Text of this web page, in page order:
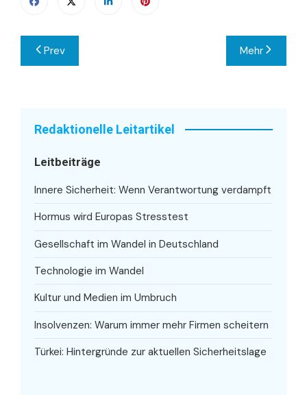
Beitragsnavigation
Prev Mehr
Redaktionelle Leitartikel
Leitbeiträge
Innere Sicherheit: Wenn Verantwortung verdampft
Hormus wird Europas Stresstest
Gesellschaft im Wandel in Deutschland
Technologie im Wandel
Kultur und Medien im Umbruch
Insolvenzen: Warum immer mehr Firmen scheitern
Türkei: Hintergründe zur aktuellen Sicherheitslage